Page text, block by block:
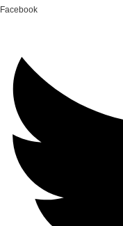
Facebook